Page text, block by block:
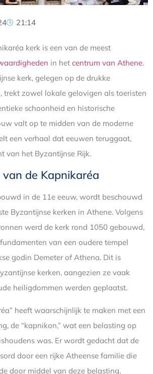
21:14
kerk is een van de meest
in het centrum van Athene.
kerk, gelegen op de drukke
trekt zowel lokale gelovigen als toeristen
schoonheid en historische
valt op te midden van de moderne
een verhaal dat eeuwen teruggaat,
van het Byzantijnse Rijk.
van de Kapnikaréa
in de 11e eeuw, wordt beschouwd
Byzantijnse kerken in Athene. Volgens
werd de kerk rond 1050 gebouwd,
van een oudere tempel
godin Demeter of Athena. Dit is
kerken, aangezien ze vaak
heiligdommen werden geplaatst.
heeft waarschijnlijk te maken met een
de “kapnikon,” wat een belasting op
was. Er wordt gedacht dat de
door een rijke Atheense familie die
door middel van deze belasting,